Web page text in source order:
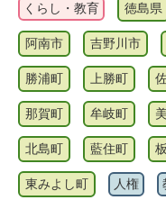
くらし・教育 徳島県
阿南市 吉野川市
勝浦町 上勝町
那賀町 牟岐町
北島町 藍住町
東みよし町 人権